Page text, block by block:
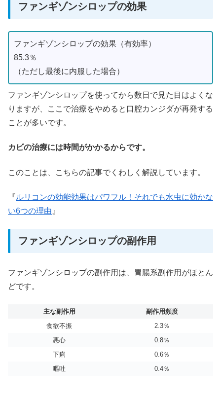
ファンギゾンシロップの効果
ファンギゾンシロップの効果（有効率）
85.3％
（ただし最後に内服した場合）
ファンギゾンシロップを使ってから数日で見た目はよくな
りますが、ここで治療をやめると口腔カンジダが再発する
ことが多いです。
カビの治療には時間がかかるからです。
このことは、こちらの記事でくわしく解説しています。
『ルリコンの効能効果はパワフル！それでも水虫に効かな
い6つの理由 』
ファンギゾンシロップの副作用
ファンギゾンシロップの副作用は、胃腸系副作用がほとん
どです。
主な副作用
副作用頻度
食欲不振
2.3％
悪心
0.8％
下痢
0.6％
嘔吐
0.4％